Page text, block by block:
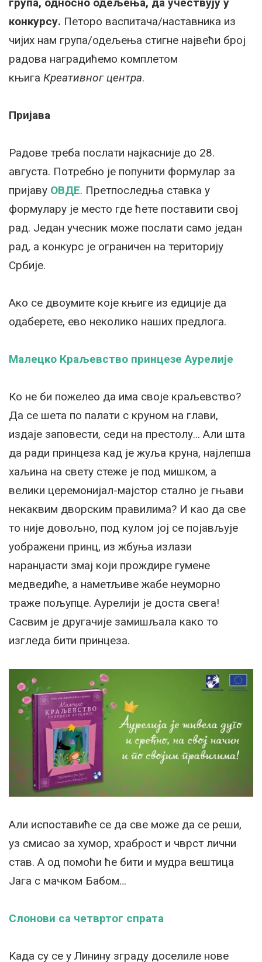
конкурсу. Петоро васпитача/наставника из
чијих нам група/одељења стигне највећи број
радова наградићемо комплетом
књига Креативног центра.
Пријава
Радове треба послати најкасније до 28.
августа. Потребно је попунити формулар за
пријаву ОВДЕ. Претпоследња ставка у
формулару је место где ћете поставити свој
рад. Један учесник може послати само један
рад, а конкурс је ограничен на територију
Србије.
Ако се двоумите које књиге из едиције да
одаберете, ево неколико наших предлога.
Малецко Краљевство принцезе Аурелије
Ко не би пожелео да има своје краљевство?
Да се шета по палати с круном на глави,
издаје заповести, седи на престолу… Али шта
да ради принцеза кад је жуља круна, најлепша
хаљина на свету стеже је под мишком, а
велики церемонијал-мајстор стално је гњави
некаквим дворским правилима? И као да све
то није довољно, под кулом јој се појављује
уображени принц, из жбуња излази
наранџасти змај који прождире гумене
медведиће, а наметљиве жабе неуморно
траже пољупце. Аурелији је доста свега!
Сасвим је другачије замишљала како то
изгледа бити принцеза.
Али испоставиће се да све може да се реши,
уз смисао за хумор, храброст и чврст лични
став. А од помоћи ће бити и мудра вештица
Јага с мачком Бабом…
Слонови са четвртог спрата
Kада су се у Линину зграду доселиле нове